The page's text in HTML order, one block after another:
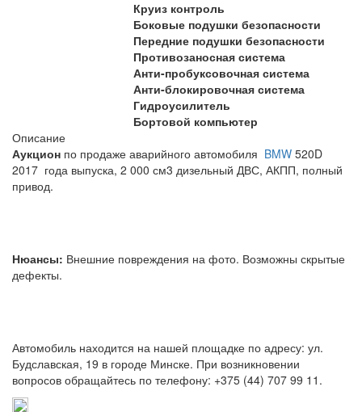
Круиз контроль
Боковые подушки безопасности
Передние подушки безопасности
Противозаносная система
Анти-пробуксовочная система
Анти-блокировочная система
Гидроусилитель
Бортовой компьютер
Описание
Аукцион по продаже аварийного автомобиля BMW 520D
2017 года выпуска, 2 000 см3 дизельный ДВС, АКПП, полный
привод.
Нюансы: Внешние повреждения на фото. Возможны скрытые
дефекты.
Автомобиль находится на нашей площадке по адресу: ул.
Будславская, 19 в городе Минске. При возникновении
вопросов обращайтесь по телефону: +375 (44) 707 99 11.